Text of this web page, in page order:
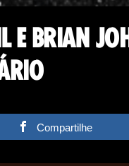
E BRIAN
Compartilhe